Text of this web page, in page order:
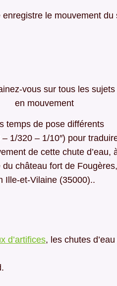
le mouvement
temps de pose différents
– 1/320 – 1/10″) pour
de cette chute d’eau,
du château fort de Fougères,
Ille-et-Vilaine (35000)..
d’artifices, les chutes